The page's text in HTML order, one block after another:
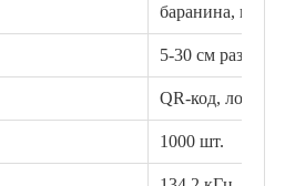
баранина, коза,
5-30 см
QR-код,
1000 шт.